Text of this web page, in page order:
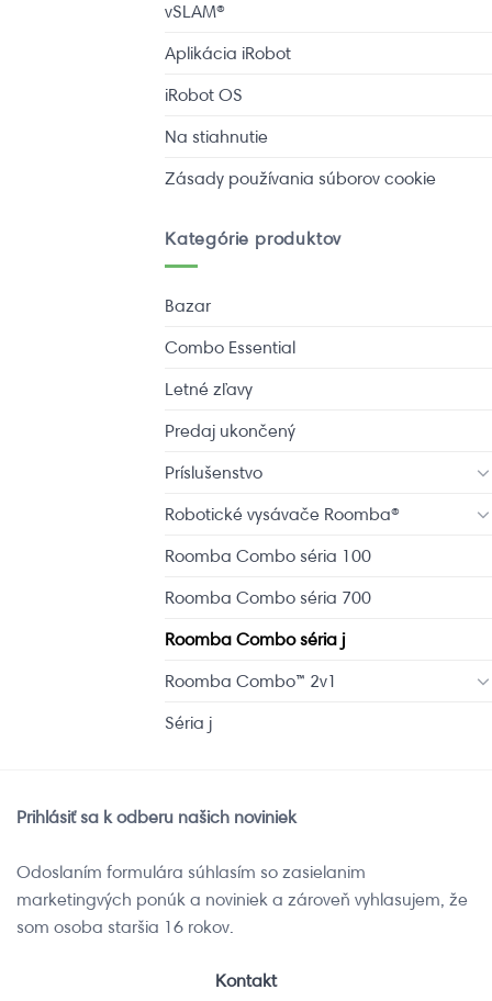
vSLAM®
Aplikácia iRobot
iRobot OS
Na stiahnutie
Zásady používania súborov cookie
Kategórie produktov
Bazar
Combo Essential
Letné zľavy
Predaj ukončený
Príslušenstvo
Robotické vysávače Roomba®
Roomba Combo séria 100
Roomba Combo séria 700
Roomba Combo séria j
Roomba Combo™ 2v1
Séria j
Prihlásiť sa k odberu našich noviniek
Odoslaním formulára súhlasím so zasielanim
marketingvých ponúk a noviniek a zároveň vyhlasujem, že
som osoba staršia 16 rokov.
Kontakt